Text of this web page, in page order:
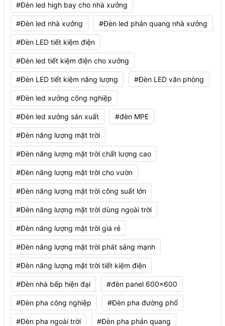
#Đèn led high bay cho nhà xưởng
#Đèn led nhà xưởng #Đèn led phản quang nhà xưởng
#Đèn LED tiết kiệm điện
#Đèn led tiết kiệm điện cho xưởng
#Đèn LED tiết kiệm năng lượng #Đèn LED văn phòng
#Đèn led xưởng công nghiệp
#Đèn led xưởng sản xuất #đèn MPE
#Đèn năng lượng mặt trời
#Đèn năng lượng mặt trời chất lượng cao
#Đèn năng lượng mặt trời cho vườn
#Đèn năng lượng mặt trời công suất lớn
#Đèn năng lượng mặt trời dùng ngoài trời
#Đèn năng lượng mặt trời giá rẻ
#Đèn năng lượng mặt trời phát sáng mạnh
#Đèn năng lượng mặt trời tiết kiệm điện
#Đèn nhà bếp hiện đại #đèn panel 600x600
#Đèn pha công nghiệp #Đèn pha đường phố
#Đèn pha ngoài trời #Đèn pha phản quang